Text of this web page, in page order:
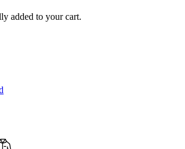
added to your cart.